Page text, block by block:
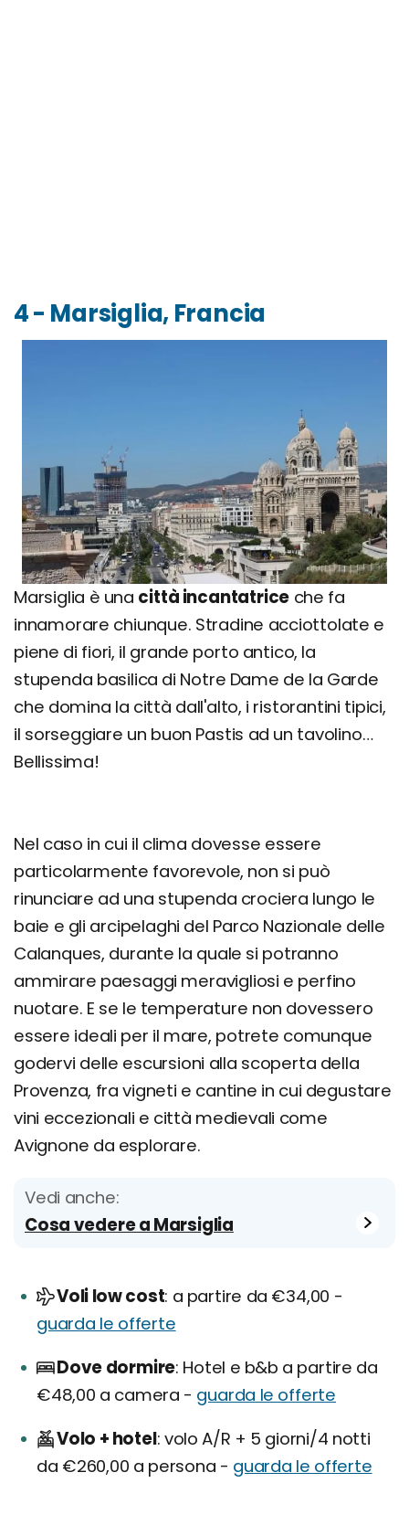
4 - Marsiglia, Francia
Marsiglia è una città incantatrice che fa
innamorare chiunque. Stradine acciottolate e
piene di fiori, il grande porto antico, la
stupenda basilica di Notre Dame de la Garde
che domina la città dall'alto, i ristorantini tipici,
il sorseggiare un buon Pastis ad un tavolino…
Bellissima!
Nel caso in cui il clima dovesse essere
particolarmente favorevole, non si può
rinunciare ad una stupenda crociera lungo le
baie e gli arcipelaghi del Parco Nazionale delle
Calanques, durante la quale si potranno
ammirare paesaggi meravigliosi e perfino
nuotare. E se le temperature non dovessero
essere ideali per il mare, potrete comunque
godervi delle escursioni alla scoperta della
Provenza, fra vigneti e cantine in cui degustare
vini eccezionali e città medievali come
Avignone da esplorare.
Vedi anche:
Cosa vedere a Marsiglia
Voli low cost a partire da €34,00 -
guarda le offerte
Dove dormire Hotel e b&b a partire da
€48,00 a camera - guarda le offerte
Volo + hotel volo A/R + 5 giorni/4 notti
da €260,00 a persona - guarda le offerte